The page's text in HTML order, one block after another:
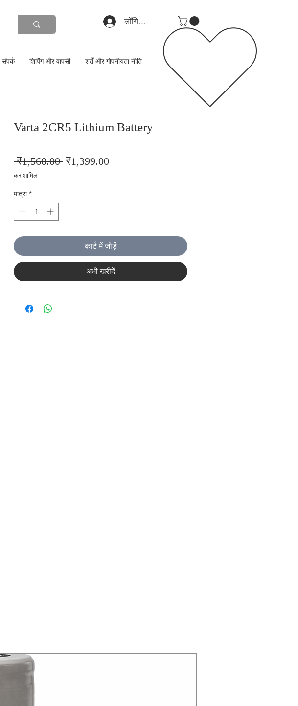
लॉगिन करें
संपर्क शिपिंग और वापसी शर्तें और गोपनीयता नीति
Varta 2CR5 Lithium Battery
₹1,560.00 नियमित
₹1,399.00बिक्री
कर शामिल
मात्रा *
कार्ट में जोड़ें
अभी खरीदें